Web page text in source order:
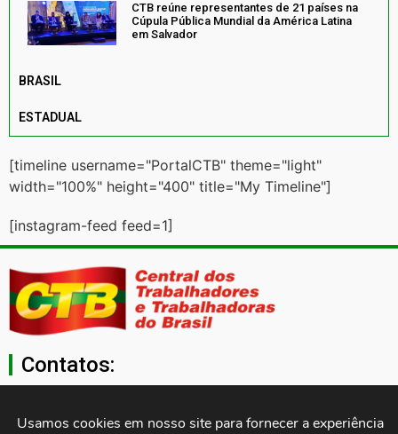
CTB reúne representantes de 21 países na
Cúpula Pública Mundial da América Latina
em Salvador
BRASIL
ESTADUAL
[timeline username="PortalCTB" theme="light"
width="100%" height="400" title="My Timeline"]
[instagram-feed feed=1]
Contatos:
secgeral@ctb.org.br
Usamos cookies em nosso site para fornecer a experiência